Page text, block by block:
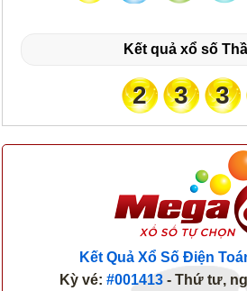
Kết quả xổ số
2 3 3
Kết Quả Xổ Số Điện
Kỳ vé: #001413 - Thứ tư,